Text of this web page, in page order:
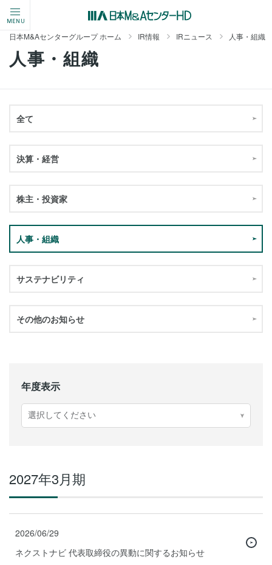
MENU
日本M&Aセンターグループ ホーム IR情報 IRニュース 人事・組織
人事・組織
全て
決算・経営
株主・投資家
人事・組織
サステナビリティ
その他のお知らせ
年度表示
2027年3月期
2026/06/29
ネクストナビ 代表取締役の異動に関するお知らせ